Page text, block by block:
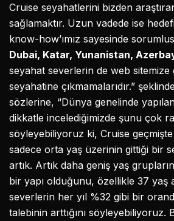
Cruise seyahatlerini bizden
sağlamaktır. Uzun vadede ise
know-how’ımız sayesinde
Dubai, Katar, Yunanistan,
seyahat severlerin de web sitemize
seyahatine çıkmamalarıdır.”
sözlerine, “Dünya genelinde
dikkatle incelediğimizde şunu çok
söyleyebiliyoruz ki, Cruise geçmişte
sadece orta yaş üzerinin gittiği bir
artık. Artık daha geniş yaş
bir yapı olduğunu, özellikle 37 yaş
severlerin her yıl %32 gibi bir
talebinin arttığını söyleyebiliyoruz.